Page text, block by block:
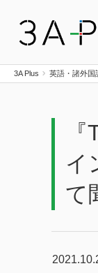
3A Plus 英語・諸外国
イ
て